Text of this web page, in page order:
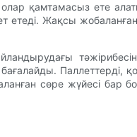
қамтамасыз ете
етеді. Жақсы
сөре жүйесі бар